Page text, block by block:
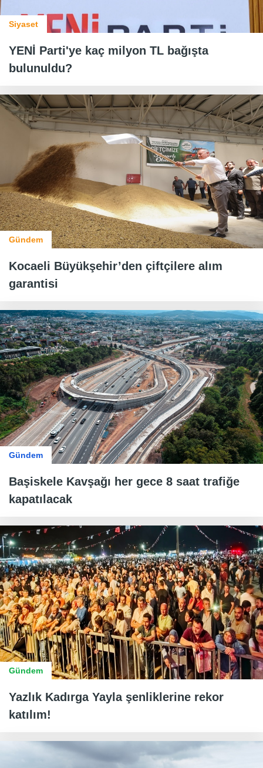
Siyaset
YENİ Parti'ye kaç milyon TL bağışta
bulunuldu?
Gündem
Kocaeli Büyükşehir’den çiftçilere alım
garantisi
Gündem
Başiskele Kavşağı her gece 8 saat trafiğe
kapatılacak
Gündem
Yazlık Kadırga Yayla şenliklerine rekor
katılım!